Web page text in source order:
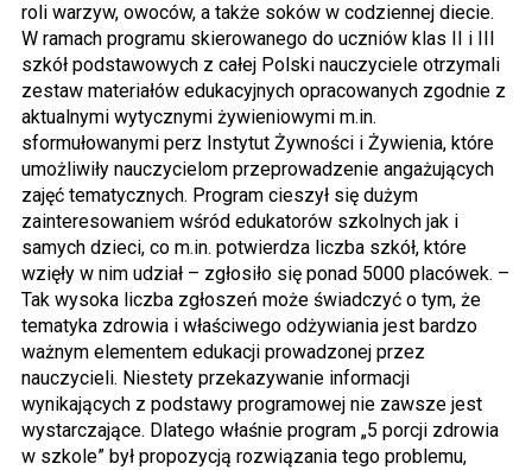
roli warzyw, owoców, a także soków w codziennej diecie.
W ramach programu skierowanego do uczniów klas II i III
szkół podstawowych z całej Polski nauczyciele otrzymali
zestaw materiałów edukacyjnych opracowanych zgodnie z
aktualnymi wytycznymi żywieniowymi m.in.
sformułowanymi perz Instytut Żywności i Żywienia, które
umożliwiły nauczycielom przeprowadzenie angażujących
zajęć tematycznych. Program cieszył się dużym
zainteresowaniem wśród edukatorów szkolnych jak i
samych dzieci, co m.in. potwierdza liczba szkół, które
wzięły w nim udział – zgłosiło się ponad 5000 placówek. –
Tak wysoka liczba zgłoszeń może świadczyć o tym, że
tematyka zdrowia i właściwego odżywiania jest bardzo
ważnym elementem edukacji prowadzonej przez
nauczycieli. Niestety przekazywanie informacji
wynikających z podstawy programowej nie zawsze jest
wystarczające. Dlatego właśnie program „5 porcji zdrowia
w szkole” był propozycją rozwiązania tego problemu,